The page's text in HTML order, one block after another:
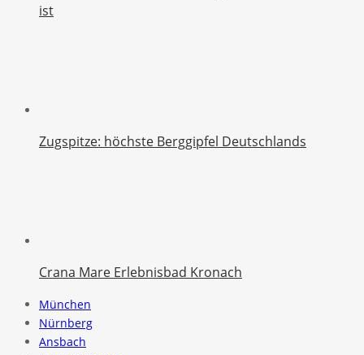
ist
Zugspitze: höchste Berggipfel Deutschlands
Crana Mare Erlebnisbad Kronach
München
Nürnberg
Ansbach